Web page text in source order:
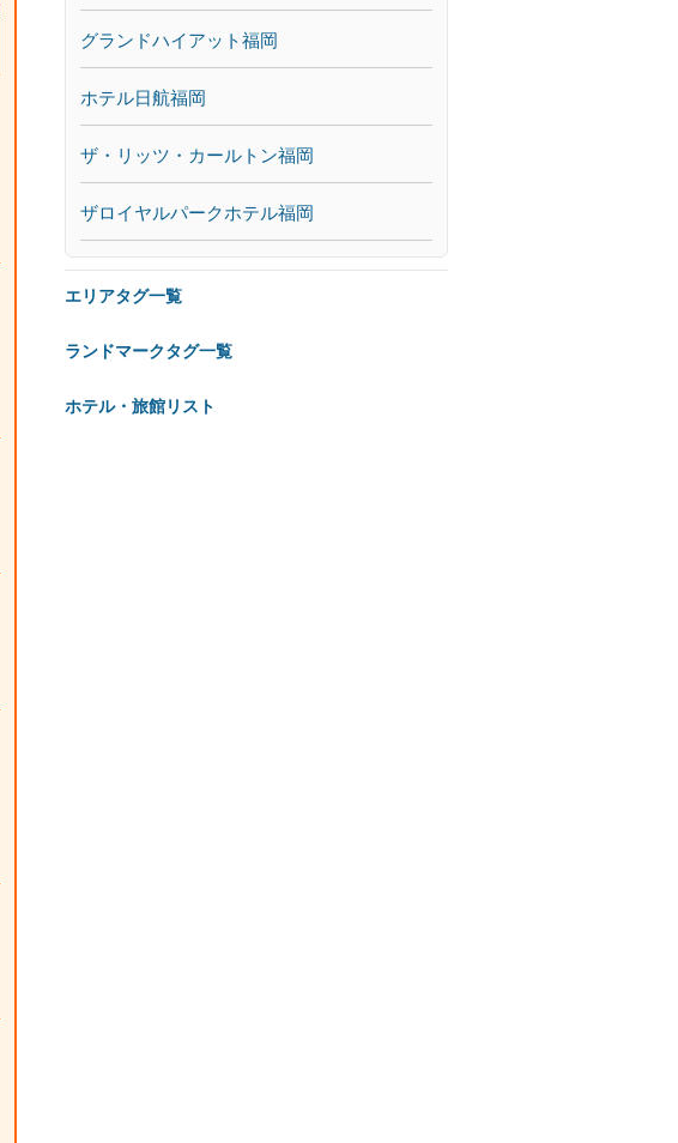
グランドハイアット福岡
ホテル日航福岡
ザ・リッツ・カールトン福岡
ザロイヤルパークホテル福岡
エリアタグ一覧
ランドマークタグ一覧
ホテル・旅館リスト